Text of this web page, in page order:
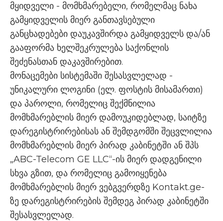
მყიდველი - მომხმარებელი, რომელმაც ნახა
გამყიდველის მიერ განთავსებული
განცხადებები დაუკავშირდა გამყიდველს და/ან
გააფორმა ხელშეკრულება საქონლის
შეძენასთან დაკავშირებით.
მონაცემები სისტემაში შესასვლელად -
უნიკალური ლოგინი (ელ. ფოსტის მისამართი)
და პაროლი, რომელიც შექმნილია
მომხმარებლის მიერ დამოუკიდებლად, საიტზე
დარეგისტრირებისას ან შემდგომში შეცვლილია
მომხმარებლის მიერ პირად კაბინეტში ან შპს
„ABC-Telecom GE LLC“-ის მიერ დადგენილი
სხვა გზით, და რომელიც გამოიყენება
მომხმარებლის მიერ ვებგვერდზე Kontakt.ge-
ზე დარეგისტრირების შემდეგ პირად კაბინეტში
შესასვლელად.